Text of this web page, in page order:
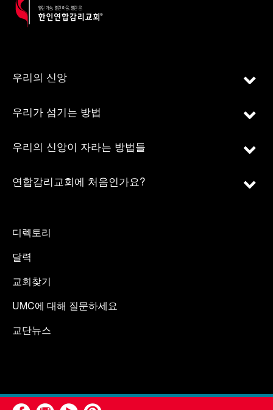
우리의 신앙
우리가 섬기는 방법
우리의 신앙이 자라는 방법들
연합감리교회에 처음인가요?
디렉토리
달력
교회찾기
UMC에 대해 질문하세요
교단뉴스